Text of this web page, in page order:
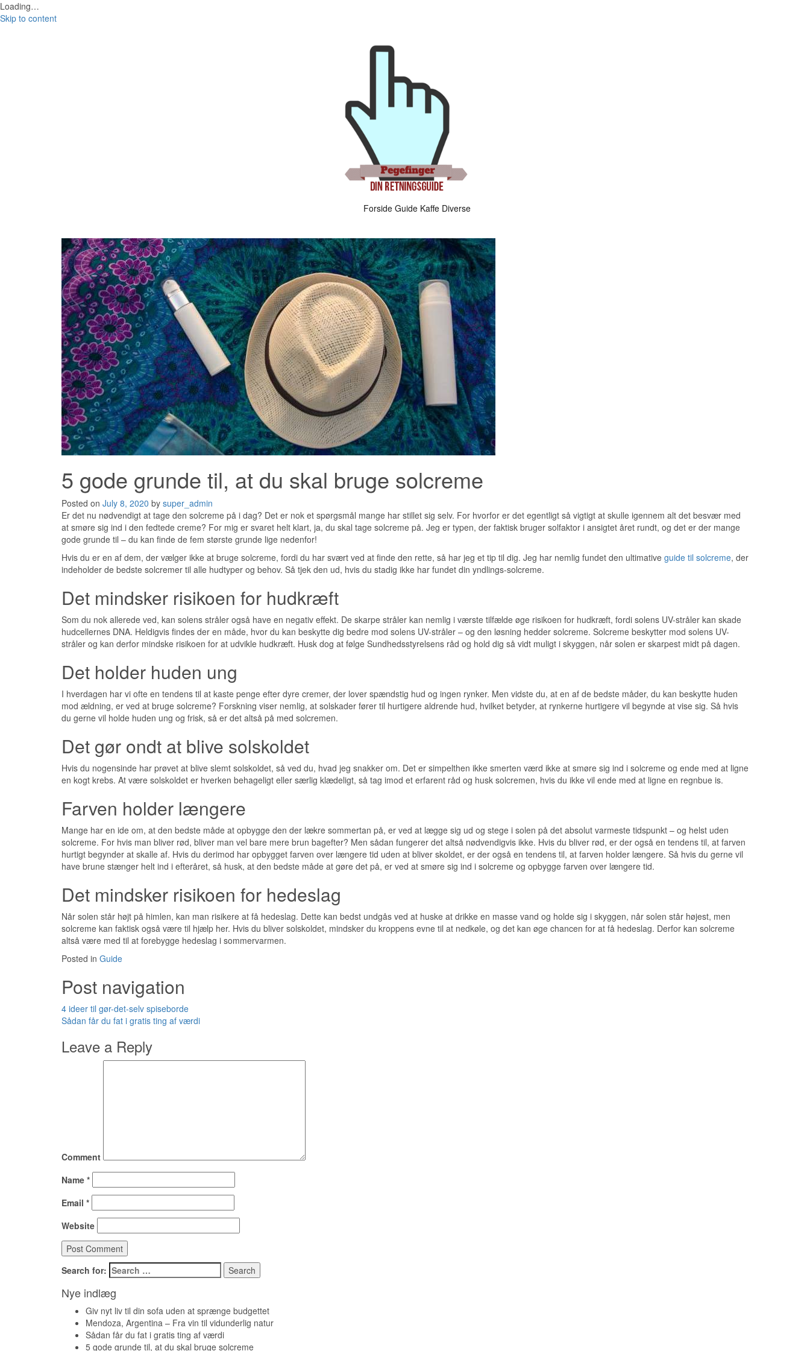
Loading…
Skip to content
Forside Guide Kaffe Diverse
5 gode grunde til, at du skal bruge solcreme
Posted on July 8, 2020 by super_admin
Er det nu nødvendigt at tage den solcreme på i dag? Det er nok et spørgsmål mange har stillet sig selv. For hvorfor er det egentligt så vigtigt at skulle igennem alt det besvær med
at smøre sig ind i den fedtede creme? For mig er svaret helt klart, ja, du skal tage solcreme på. Jeg er typen, der faktisk bruger solfaktor i ansigtet året rundt, og det er der mange
gode grunde til – du kan finde de fem største grunde lige nedenfor!
Hvis du er en af dem, der vælger ikke at bruge solcreme, fordi du har svært ved at finde den rette, så har jeg et tip til dig. Jeg har nemlig fundet den ultimative guide til solcreme, der
indeholder de bedste solcremer til alle hudtyper og behov. Så tjek den ud, hvis du stadig ikke har fundet din yndlings-solcreme.
Det mindsker risikoen for hudkræft
Som du nok allerede ved, kan solens stråler også have en negativ effekt. De skarpe stråler kan nemlig i værste tilfælde øge risikoen for hudkræft, fordi solens UV-stråler kan skade
hudcellernes DNA. Heldigvis findes der en måde, hvor du kan beskytte dig bedre mod solens UV-stråler – og den løsning hedder solcreme. Solcreme beskytter mod solens UV-
stråler og kan derfor mindske risikoen for at udvikle hudkræft. Husk dog at følge Sundhedsstyrelsens råd og hold dig så vidt muligt i skyggen, når solen er skarpest midt på dagen.
Det holder huden ung
I hverdagen har vi ofte en tendens til at kaste penge efter dyre cremer, der lover spændstig hud og ingen rynker. Men vidste du, at en af de bedste måder, du kan beskytte huden
mod ældning, er ved at bruge solcreme? Forskning viser nemlig, at solskader fører til hurtigere aldrende hud, hvilket betyder, at rynkerne hurtigere vil begynde at vise sig. Så hvis
du gerne vil holde huden ung og frisk, så er det altså på med solcremen.
Det gør ondt at blive solskoldet
Hvis du nogensinde har prøvet at blive slemt solskoldet, så ved du, hvad jeg snakker om. Det er simpelthen ikke smerten værd ikke at smøre sig ind i solcreme og ende med at ligne
en kogt krebs. At være solskoldet er hverken behageligt eller særlig klædeligt, så tag imod et erfarent råd og husk solcremen, hvis du ikke vil ende med at ligne en regnbue is.
Farven holder længere
Mange har en ide om, at den bedste måde at opbygge den der lækre sommertan på, er ved at lægge sig ud og stege i solen på det absolut varmeste tidspunkt – og helst uden
solcreme. For hvis man bliver rød, bliver man vel bare mere brun bagefter? Men sådan fungerer det altså nødvendigvis ikke. Hvis du bliver rød, er der også en tendens til, at farven
hurtigt begynder at skalle af. Hvis du derimod har opbygget farven over længere tid uden at bliver skoldet, er der også en tendens til, at farven holder længere. Så hvis du gerne vil
have brune stænger helt ind i efteråret, så husk, at den bedste måde at gøre det på, er ved at smøre sig ind i solcreme og opbygge farven over længere tid.
Det mindsker risikoen for hedeslag
Når solen står højt på himlen, kan man risikere at få hedeslag. Dette kan bedst undgås ved at huske at drikke en masse vand og holde sig i skyggen, når solen står højest, men
solcreme kan faktisk også være til hjælp her. Hvis du bliver solskoldet, mindsker du kroppens evne til at nedkøle, og det kan øge chancen for at få hedeslag. Derfor kan solcreme
altså være med til at forebygge hedeslag i sommervarmen.
Posted in Guide
Post navigation
4 ideer til gør-det-selv spiseborde
Sådan får du fat i gratis ting af værdi
Leave a Reply
Comment
Name *
Email *
Website
Search for:
Nye indlæg
Giv nyt liv til din sofa uden at sprænge budgettet
Mendoza, Argentina – Fra vin til vidunderlig natur
Sådan får du fat i gratis ting af værdi
5 gode grunde til, at du skal bruge solcreme